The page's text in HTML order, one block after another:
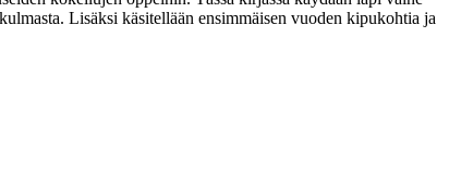
Lisäksi käsitellään ensimmäisen vuoden kipukohtia ja